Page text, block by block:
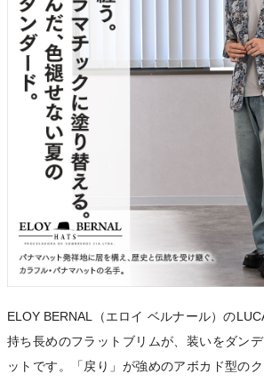
ELOY BERNAL（エロイ ベルナール）の
持ち長めのフラットブリムが、装いをダン
ットです。「戻り」が強めのアボカド型の